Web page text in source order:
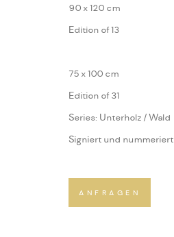
90 x 120 cm
Edition of 13
75 x 100 cm
Edition of 31
Series: Unterholz / Wald
Signiert und nummeriert
ANFRAGEN